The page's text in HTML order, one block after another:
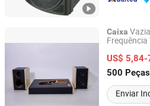
Caixa Vazia
Frequência
Alto-falante
US$ 5,84-
500 Peças
Enviar
Huizhou Ruiya Technology Co.,
Guangdong, China